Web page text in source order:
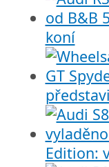
koní
Edition: